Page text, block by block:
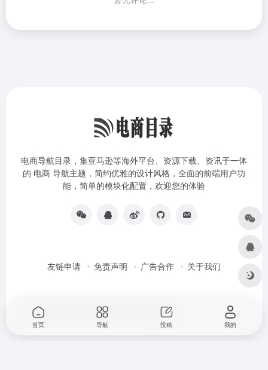
电商导航目录，集亚马逊等海外平台、资源下载、资讯于一体
的 电商 导航主题，简约优雅的设计风格，全面的前端用户功
能，简单的模块化配置，欢迎您的体验
友链申请 免责声明 广告合作 关于我们
Copyright © 2026 电商目录amz亚马逊导航站
首页 导航 投稿 我的